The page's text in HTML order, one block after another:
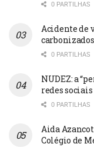
0 PARTILHAS
Acidente de
0 PARTILHAS
NUDEZ: a
redes sociais
0 PARTILHAS
Aida
Colégio de